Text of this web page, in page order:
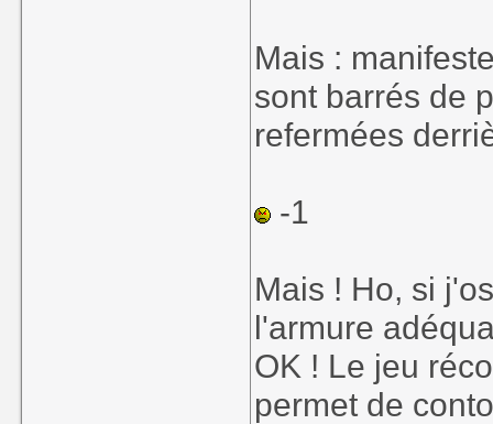
Mais :
sont barrés de
refermées
-1
Mais ! Ho, si
l'armure
OK ! Le jeu
permet de